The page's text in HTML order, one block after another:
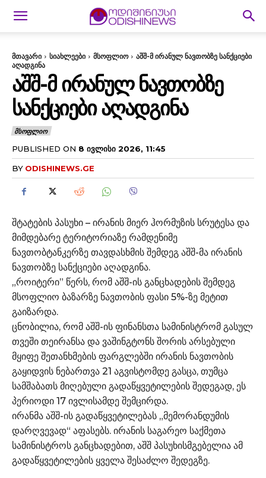
მთავარი სიახლეები მსოფლიო
აშშ-მ ირანულ ნავთობზე სანქციები
აღადგინა
ᲐᲨᲨ-Მ ᲘᲠᲐᲜᲣᲚ ᲜᲐᲕᲗᲝᲑᲖᲔ
ᲡᲐᲜᲥᲪᲘᲔᲑᲘ ᲐᲦᲐᲓᲒᲘᲜᲐ
ᲛᲡᲝᲤᲚᲘᲝ
PUBLISHED ON 8 ᲘᲕᲚᲘᲡᲘ 2026, 11:45
BY ODISHINEWS.GE
შტატების პასუხი – ირანის მიერ ჰორმუზის სრუტესა და
მიმდებარე ტერიტორიაზე რამდენიმე
ნავთობტანკერზე თავდასხმის შემდეგ აშშ-მა ირანის
ნავთობზე სანქციები აღადგინა.
„როიტერი” წერს, რომ აშშ-ის განცხადების შემდეგ
მსოფლიო ბაზარზე ნავთობის ფასი 5%-ზე მეტით
გაიზარდა.
ცნობილია, რომ აშშ-ის ფინანსთა სამინისტრომ გასულ
თვეში თეირანსა და ვაშინგტონს შორის არსებული
მყიფე შეთანხმების ფარგლებში ირანის ნავთობის
გაყიდვის ნებართვა 21 აგვისტომდე გასცა, თუმცა
სამშაბათს მიღებული გადაწყვეტილების შედეგად, ეს
პერიოდი 17 ივლისამდე შემცირდა.
ირანმა აშშ-ის გადაწყვეტილებას „მემორანდუმის
დარღვევად“ აფასებს. ირანის საგარეო საქმეთა
სამინისტროს განცხადებით, აშშ პასუხისმგებელია ამ
გადაწყვეტილების ყველა შესაძლო შედეგზე.